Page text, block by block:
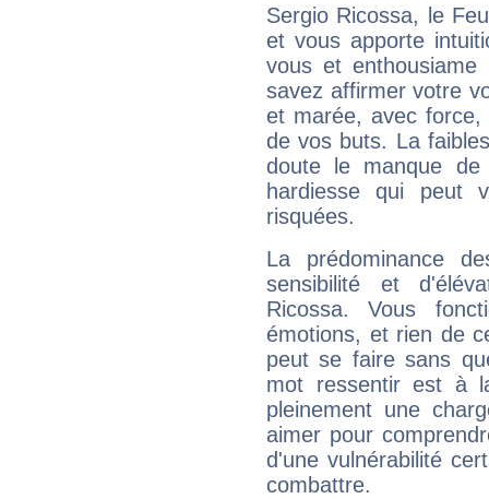
Sergio Ricossa, le
et vous apporte
vous et
savez affirmer votre
et marée, avec
de vos buts. La
doute le manque
hardiesse qui peut
risquées.
La prédominance
sensibilité et
Ricossa. Vous
émotions, et rien de
peut se faire sans
mot ressentir est à
pleinement une
aimer pour
d'une vulnérabilité
combattre.